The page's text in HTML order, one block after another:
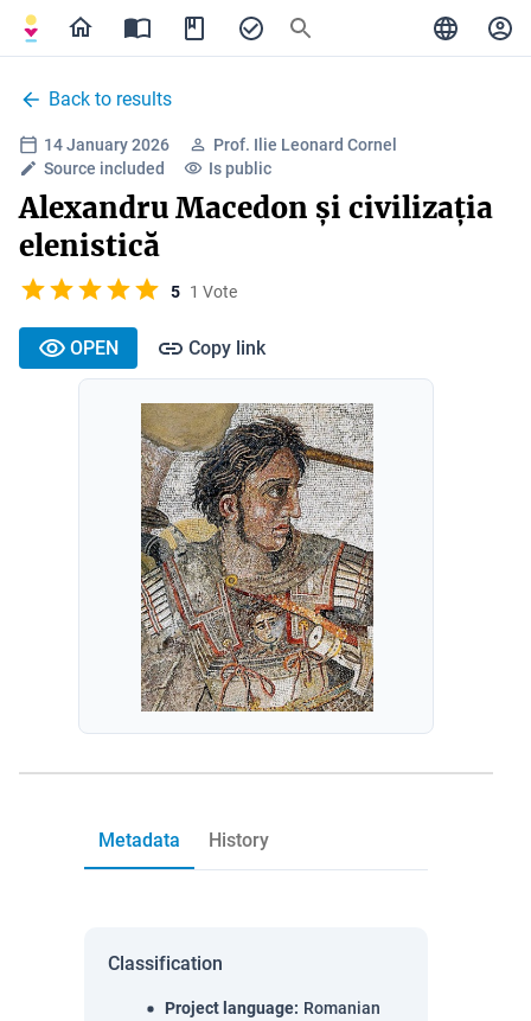
Back to results
14 January 2026
Prof. Ilie Leonard Cornel
Source included
Is public
Alexandru Macedon și civilizația
elenistică
5 1 Vote
OPEN Copy link
Metadata History
Classification
Project language: Romanian